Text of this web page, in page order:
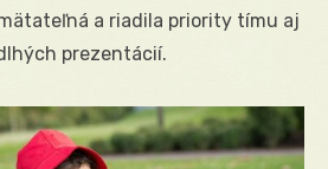
a riadila priority tímu aj
prezentácií.